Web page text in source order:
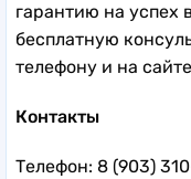
гарантию на успех
бесплатную
телефону и на
Контакты
Телефон: 8 (903)